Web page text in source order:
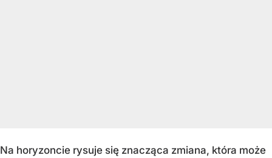
Na horyzoncie rysuje się znacząca zmiana, która może